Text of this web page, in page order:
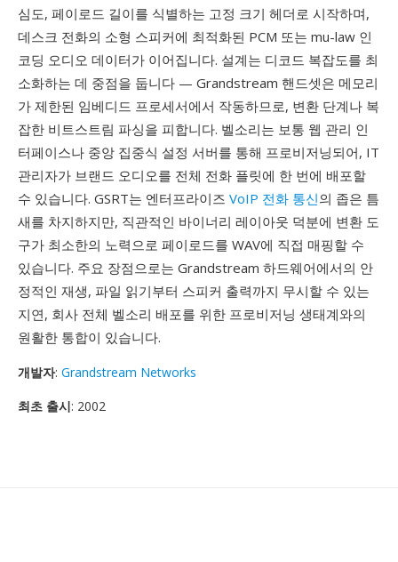
심도, 페이로드 길이를 식별하는 고정 크기 헤더로 시작하며,
데스크 전화의 소형 스피커에 최적화된 PCM 또는 mu-law 인
코딩 오디오 데이터가 이어집니다. 설계는 디코드 복잡도를 최
소화하는 데 중점을 둡니다 — Grandstream 핸드셋은 메모리
가 제한된 임베디드 프로세서에서 작동하므로, 변환 단계나 복
잡한 비트스트림 파싱을 피합니다. 벨소리는 보통 웹 관리 인
터페이스나 중앙 집중식 설정 서버를 통해 프로비저닝되어, IT
관리자가 브랜드 오디오를 전체 전화 플릿에 한 번에 배포할
수 있습니다. GSRT는 엔터프라이즈 VoIP 전화 통신의 좁은 틈
새를 차지하지만, 직관적인 바이너리 레이아웃 덕분에 변환 도
구가 최소한의 노력으로 페이로드를 WAV에 직접 매핑할 수
있습니다. 주요 장점으로는 Grandstream 하드웨어에서의 안
정적인 재생, 파일 읽기부터 스피커 출력까지 무시할 수 있는
지연, 회사 전체 벨소리 배포를 위한 프로비저닝 생태계와의
원활한 통합이 있습니다.
개발자: Grandstream Networks
최초 출시: 2002